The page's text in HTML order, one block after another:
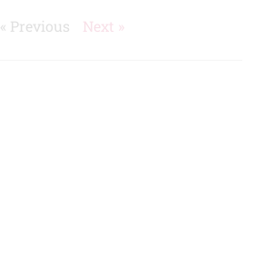
« Previous Next »